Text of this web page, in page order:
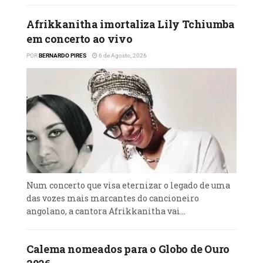
Afrikkanitha imortaliza Lily Tchiumba
em concerto ao vivo
PORBERNARDO PIRES 6 de Agosto, 2026
Num concerto que visa eternizar o legado de uma
das vozes mais marcantes do cancioneiro
angolano, a cantora Afrikkanitha vai...
Calema nomeados para o Globo de Ouro